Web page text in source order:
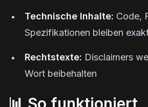
Technische Inhalte: Code,
Spezifikationen bleiben
Rechtstexte: Disclaimers
Wort beibehalten